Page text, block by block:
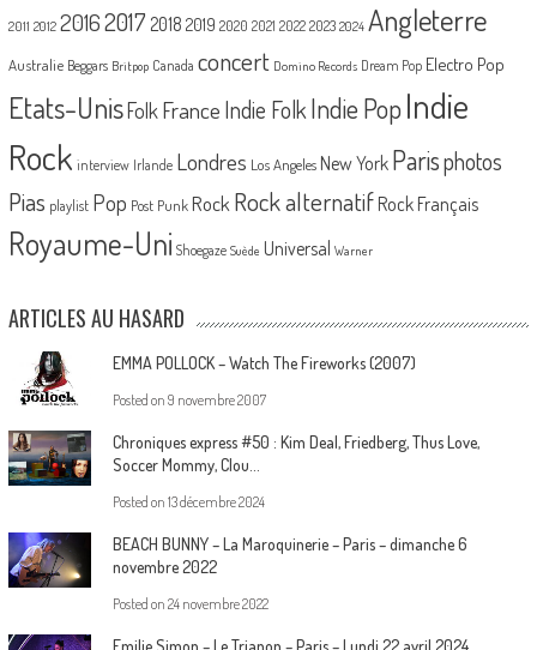
2011 2012 20162017 2018 2019 2020 2021 2022 2023 2024 Angleterre
Australie Beggars Britpop Canada concert Domino Records Dream Pop Electro Pop
Etats-UnisFolk France Indie FolkIndie PopIndie
Rock interview Irlande Londres Los Angeles New York Parisphotos
Pias playlist Pop Post Punk Rock Rock alternatif Rock Français
Royaume-Uni Shoegaze Suède Universal Warner
ARTICLES AU HASARD
EMMA POLLOCK – Watch The Fireworks (2007)
Posted on 9 novembre 2007
Chroniques express #50 : Kim Deal, Friedberg, Thus Love,
Soccer Mommy, Clou…
Posted on 13 décembre 2024
BEACH BUNNY – La Maroquinerie – Paris – dimanche 6
novembre 2022
Posted on 24 novembre 2022
Emilie Simon – Le Trianon – Paris – Lundi 22 avril 2024